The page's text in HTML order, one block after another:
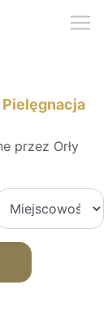
przez Orły